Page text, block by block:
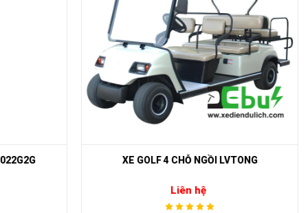
XE ĐIỆN SÂN GOLF 6 CHỖ EG2068K
Liên hệ